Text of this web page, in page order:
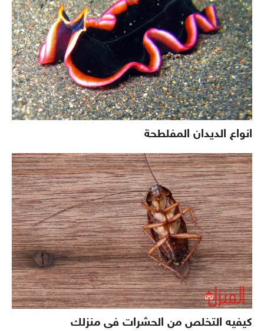
انواع الديدان المفلطحة
كيفيه التخلص من الحشرات فى منزلك